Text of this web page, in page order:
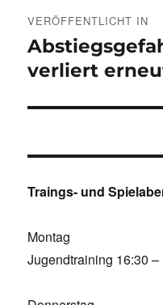
VERÖFFENTLICHT IN
verliert
Traings- und
Montag
Jugendtraining 16:30 –